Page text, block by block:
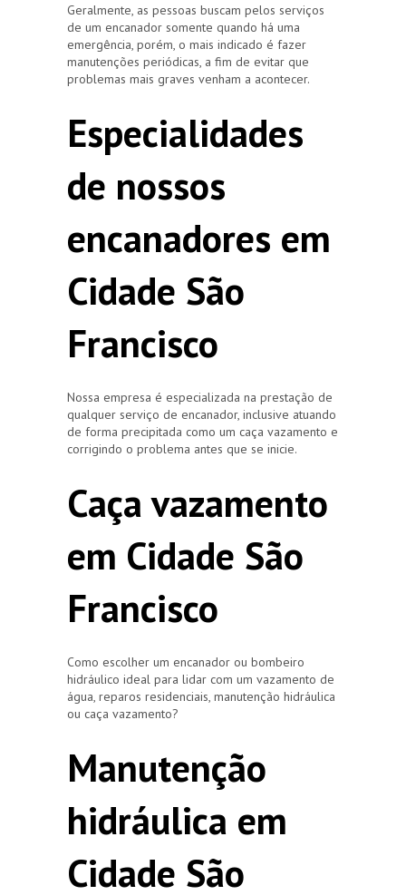
Geralmente, as pessoas buscam pelos serviços
de um encanador somente quando há uma
emergência, porém, o mais indicado é fazer
manutenções periódicas, a fim de evitar que
problemas mais graves venham a acontecer.
Especialidades
de nossos
encanadores em
Cidade São
Francisco
Nossa empresa é especializada na prestação de
qualquer serviço de encanador, inclusive atuando
de forma precipitada como um caça vazamento e
corrigindo o problema antes que se inicie.
Caça vazamento
em Cidade São
Francisco
Como escolher um encanador ou bombeiro
hidráulico ideal para lidar com um vazamento de
água, reparos residenciais, manutenção hidráulica
ou caça vazamento?
Manutenção
hidráulica em
Cidade São